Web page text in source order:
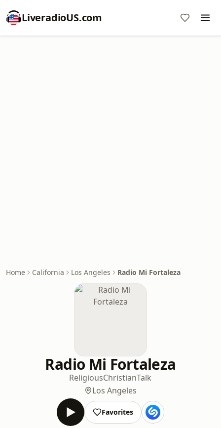
LiveradioUS.com
Home California Los Angeles Radio Mi Fortaleza
Radio Mi Fortaleza
ReligiousChristianTalk
Los Angeles
Favorites